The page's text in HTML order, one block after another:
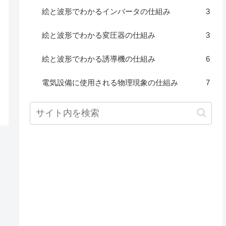
絵と波形でわかるインバータの仕組み 3
絵と波形でわかる変圧器の仕組み 3
絵と波形でわかる誘導機の仕組み 6
電気設備に使用される物理現象の仕組み 7